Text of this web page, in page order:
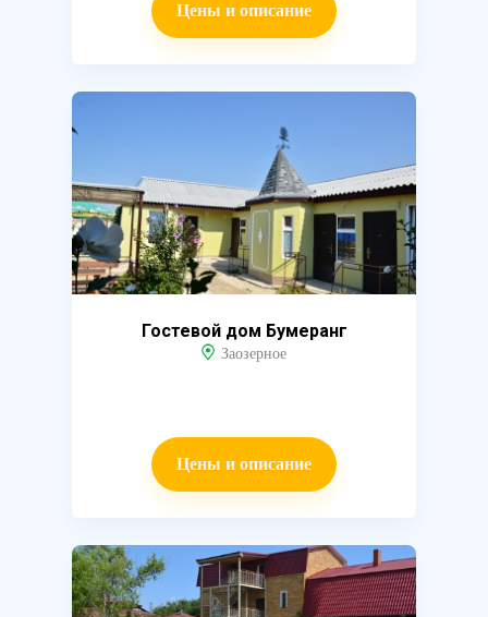
Цены и описание
Гостевой дом Бумеранг
Заозерное
Цены и описание